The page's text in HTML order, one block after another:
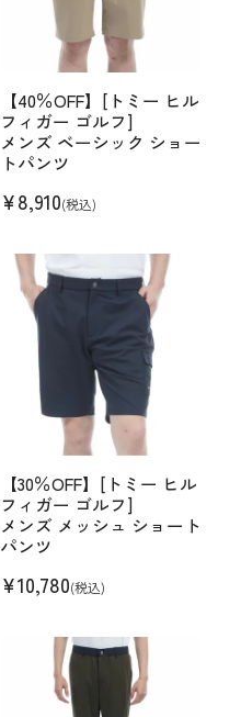
【40％OFF】[トミー ヒル
フィガー ゴルフ]
メンズ ベーシック ショー
トパンツ
¥8,910(税込)
【30％OFF】[トミー ヒル
フィガー ゴルフ]
メンズ メッシュ ショート
パンツ
¥10,780(税込)